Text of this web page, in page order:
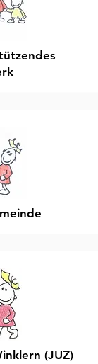
(JUZ)